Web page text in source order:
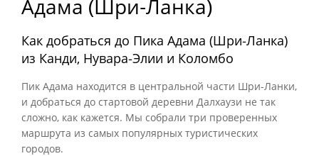
Адама (Шри‑Ланка)
Как добраться до Пика Адама (Шри‑Ланка)
из Канди, Нувара‑Элии и Коломбо
Пик Адама находится в центральной части Шри‑Ланки,
и добраться до стартовой деревни Далхаузи не так
сложно, как кажется. Мы собрали три проверенных
маршрута из самых популярных туристических
городов.